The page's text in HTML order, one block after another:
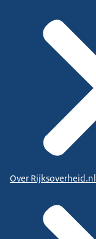
Over Rijksoverheid.nl